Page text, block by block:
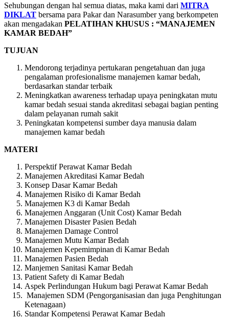
Sehubungan dengan hal semua diatas, maka kami dari MITRA
DIKLAT bersama para Pakar dan Narasumber yang berkompeten
akan mengadakan PELATIHAN KHUSUS : “MANAJEMEN
KAMAR BEDAH”
TUJUAN
Mendorong terjadinya pertukaran pengetahuan dan juga
pengalaman profesionalisme manajemen kamar bedah,
berdasarkan standar terbaik
Meningkatkan awareness terhadap upaya peningkatan mutu
kamar bedah sesuai standa akreditasi sebagai bagian penting
dalam pelayanan rumah sakit
Peningkatan kompetensi sumber daya manusia dalam
manajemen kamar bedah
MATERI
Perspektif Perawat Kamar Bedah
Manajemen Akreditasi Kamar Bedah
Konsep Dasar Kamar Bedah
Manajemen Risiko di Kamar Bedah
Manajemen K3 di Kamar Bedah
Manajemen Anggaran (Unit Cost) Kamar Bedah
Manajemen Disaster Pasien Bedah
Manajemen Damage Control
Manajemen Mutu Kamar Bedah
Manajemen Kepemimpinan di Kamar Bedah
Manajemen Pasien Bedah
Manjemen Sanitasi Kamar Bedah
Patient Safety di Kamar Bedah
Aspek Perlindungan Hukum bagi Perawat Kamar Bedah
Manajemen SDM (Pengorganisasian dan juga Penghitungan
Ketenagaan)
Standar Kompetensi Perawat Kamar Bedah